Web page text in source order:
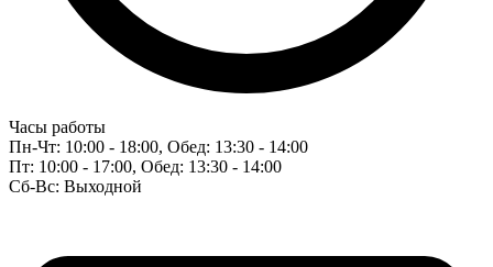
Часы работы
Пн-Чт: 10:00 - 18:00, Обед: 13:30 - 14:00
Пт: 10:00 - 17:00, Обед: 13:30 - 14:00
Сб-Вс: Выходной